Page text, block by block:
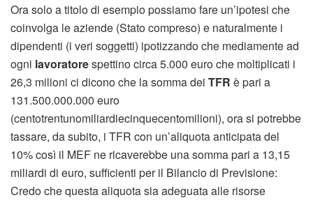
Ora solo a titolo di esempio possiamo fare un’ipotesi che
coinvolga le aziende (Stato compreso) e naturalmente i
dipendenti (i veri soggetti) ipotizzando che mediamente ad
ogni lavoratorespettino circa 5.000 euro che moltiplicati i
26,3 milioni ci dicono che la somma dei TFR è pari a
131.500.000.000 euro
(centotrentunomiliardiecinquecentomilioni), ora si potrebbe
tassare, da subito, i TFR con un’aliquota anticipata del
10% così il MEF ne ricaverebbe una somma pari a 13,15
miliardi di euro, sufficienti per il Bilancio di Previsione:
Credo che questa aliquota sia adeguata alle risorse